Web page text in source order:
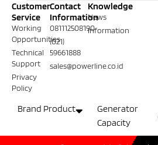
Customer
Service
Working
Opportunities
Technical
Support
Privacy
Policy
Contact
Information
081112508190
(021)
59661888
sales@powerline.co.id
Knowledge
News
Information
Brand Product
Generator
Capacity